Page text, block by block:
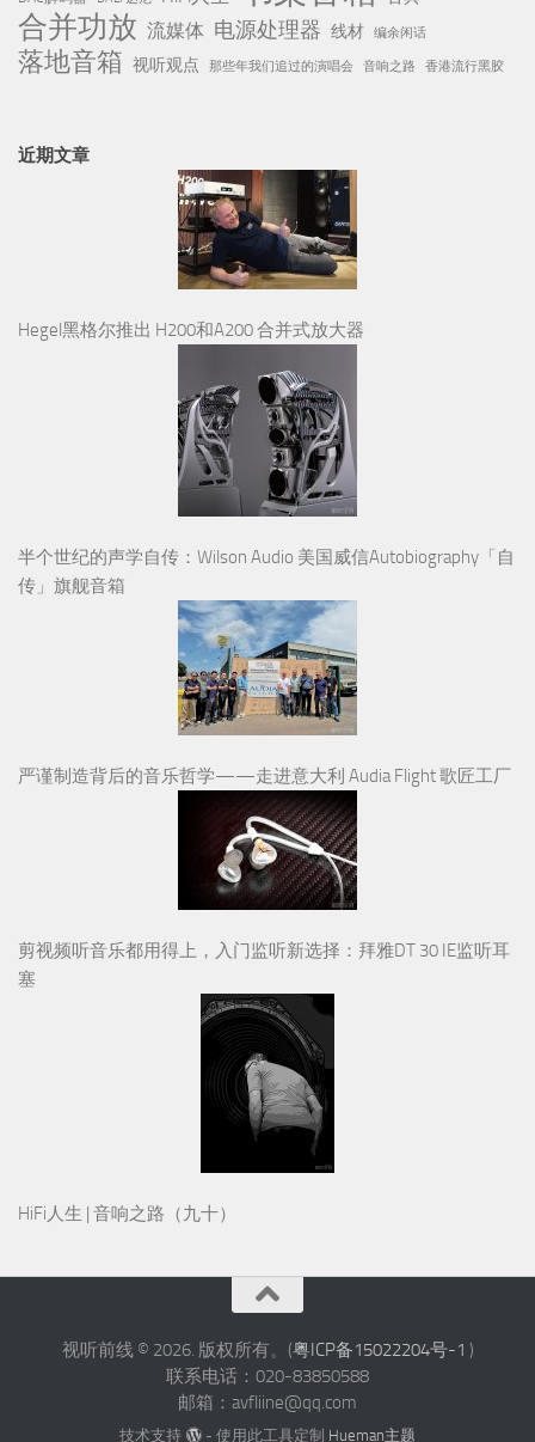
合并功放 流媒体 电源处理器 线材 编余闲话
落地音箱 视听观点 那些年我们追过的演唱会 音响之路 香港流行黑胶
近期文章
Hegel黑格尔推出 H200和A200 合并式放大器
半个世纪的声学自传：Wilson Audio 美国威信Autobiography「自
传」旗舰音箱
严谨制造背后的音乐哲学——走进意大利 Audia Flight 歌匠工厂
剪视频听音乐都用得上，入门监听新选择：拜雅DT 30 IE监听耳
塞
HiFi人生 | 音响之路（九十）
视听前线 © 2026. 版权所有。(粤ICP备15022204号-1 )
联系电话：020-83850588
邮箱：avfliine@qq.com
技术支持 - 使用此工具定制 Hueman主题